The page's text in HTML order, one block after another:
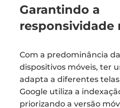
Garantindo a
responsividade
Com a predominância
dispositivos móveis, ter
adapta a diferentes
Google utiliza a
priorizando a versão